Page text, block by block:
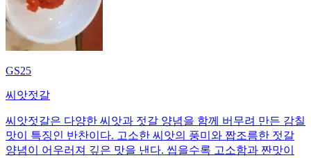
GS25
씨앗젓갈
씨앗젓갈은 다양한 씨앗과 젓갈 양념을 함께 버무려 만든 감칠
맛이 특징인 반찬이다. 고소한 씨앗의 풍미와 짭조름한 젓갈
양념이 어우러져 깊은 맛을 낸다. 씹을수록 고소함과 짠맛이